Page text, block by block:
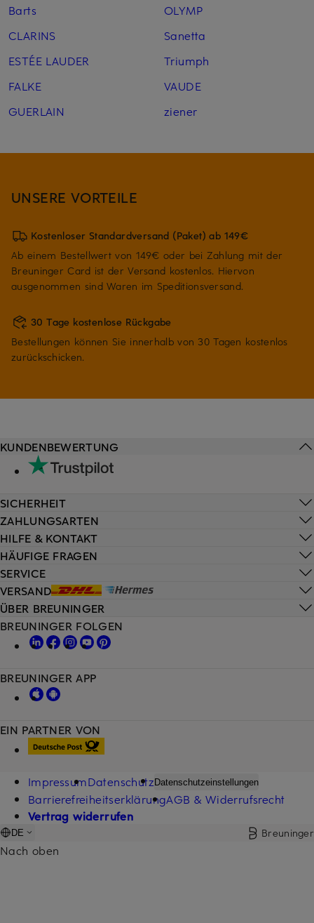
Barts
CLARINS
ESTÉE LAUDER
FALKE
GUERLAIN
OLYMP
Sanetta
Triumph
VAUDE
ziener
UNSERE VORTEILE
Kostenloser Standardversand (Paket) ab 149€
Ab einem Bestellwert von 149€ oder bei Zahlung mit der
Breuninger Card ist der Versand kostenlos. Hiervon
ausgenommen sind Waren im Speditionsversand.
30 Tage kostenlose Rückgabe
Bestellungen können Sie innerhalb von 30 Tagen kostenlos
zurückschicken.
HILFE & KONTAKT
HÄUFIGE FRAGEN
SERVICE
VERSAND
KUNDENBEWERTUNG
SICHERHEIT
ZAHLUNGSARTEN
ÜBER BREUNINGER
EIN PARTNER VON
BREUNINGER FOLGEN
BREUNINGER APP
ImpressumDatenschutzDatenschutzeinstellungen
BarrierefreiheitserklärungAGB & Widerrufsrecht
Vertrag widerrufen
DE Breuninger
Nach oben